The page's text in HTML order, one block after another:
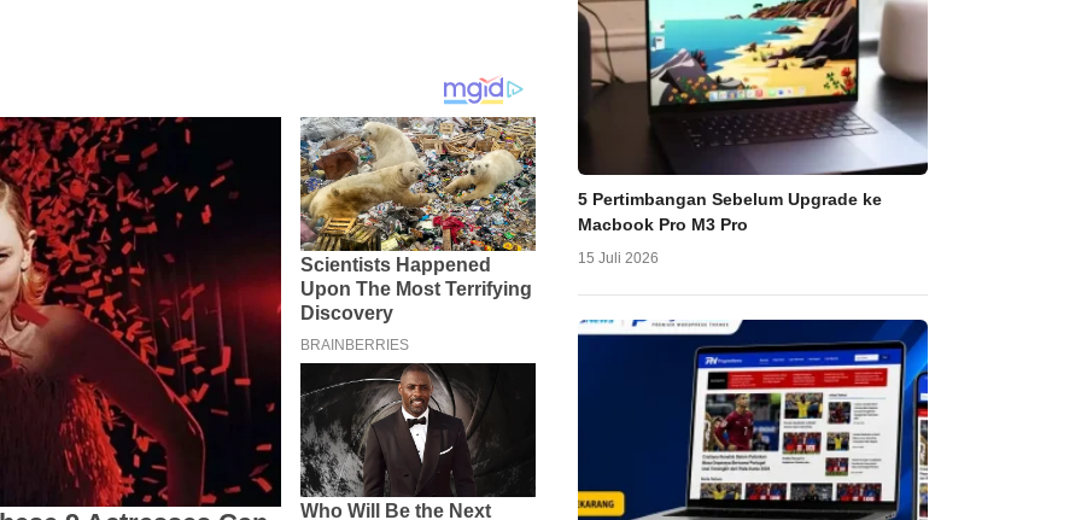
5 Pertimbangan Sebelum Upgrade ke
Macbook Pro M3 Pro
15 Juli 2026